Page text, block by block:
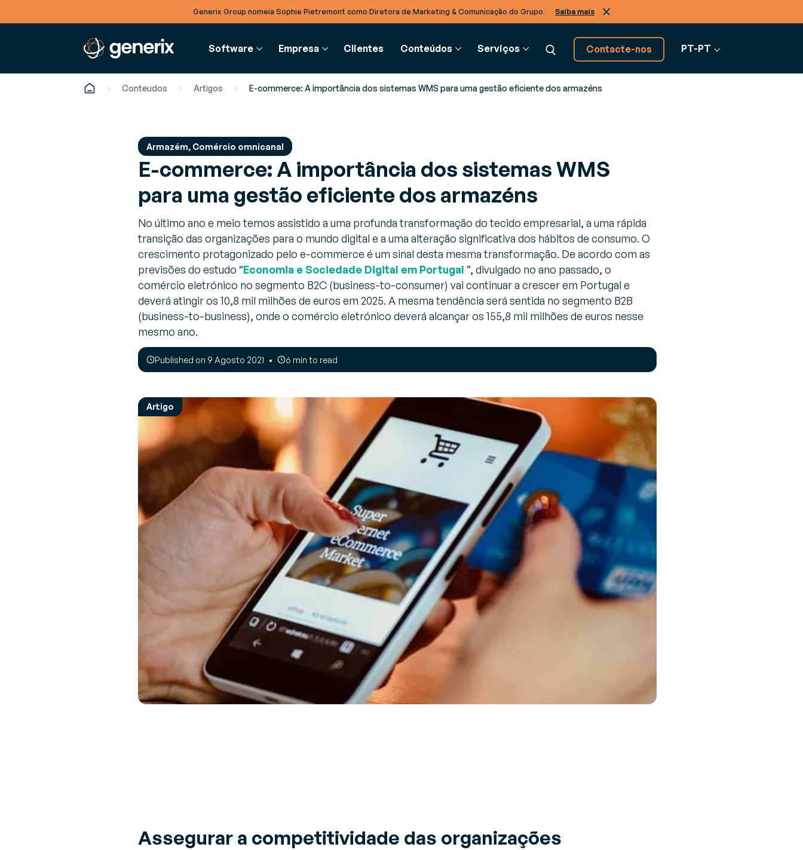
Generix Group nomeia Sophie Pietremont como Diretora de Marketing & Comunicação do Grupo. Saiba mais
Software
Faturação Eletrónica
Desmaterialização de faturas
recebidas e emitidas
Gestão de Recursos (RMS)
Otimize a gestão dos seus
recursos e equipamentos em
armazém
Gestão de Armazéns (WMS)
Aumente a performance das
operações do seu armazém
Gestão de Transportes
(TMS)
Impulsione o transporte
inteligente e aumente o ROI em
Gestão de inventário (VMI)
EDI
Simplifique a troca eletrónica
de dados em formato
standard, estruturado e na
TradeXpress Infinity
A sua plataforma de integração
B2B e A2A de última geração
Ver todo o software
Empresa
Equipa de gestão
Conheça os nossos executivos e líderes
Recrutamento
Notícias e eventos
Descubra as últimas notícias e eventos
Sobre a Generix
Saiba mais sobre nós
Parceiros
Torne-se parceiro Generix
Clientes Conteúdos
Artigos de blog
Tendências, artigos de opinião e notícias
para estar a par das últimas novidades do
setor
Ebooks, Guias & Fichas de Produto
Estudos, guias e recomendações técnicas
de especialistas para otimizar processos
Glossário
Definição de conceitos de negócio, de A a Z
Serviços
Consultoria
Orientação estratégica individual por
especialistas do setor
Contacte-nos PT-PT
Conteudos Artigos E-commerce: A importância dos sistemas WMS para uma gestão eficiente dos armazéns
Armazém, Comércio omnicanal
E-commerce: A importância dos sistemas WMS
para uma gestão eficiente dos armazéns
No último ano e meio temos assistido a uma profunda transformação do tecido empresarial, a uma rápida
transição das organizações para o mundo digital e a uma alteração significativa dos hábitos de consumo. O
crescimento protagonizado pelo e-commerce é um sinal desta mesma transformação. De acordo com as
previsões do estudo “Economia e Sociedade Digital em Portugal ”, divulgado no ano passado, o
comércio eletrónico no segmento B2C (business-to-consumer) vai continuar a crescer em Portugal e
deverá atingir os 10,8 mil milhões de euros em 2025. A mesma tendência será sentida no segmento B2B
(business-to-business), onde o comércio eletrónico deverá alcançar os 155,8 mil milhões de euros nesse
mesmo ano.
Published on 9 Agosto 2021 6 min to read
Artigo
SUMMARY
Procurar mais recursos
Pronto para otimizar o fluxo de mercadorias + dados na sua cadeia de abastecimento?
Assegurar a competitividade das organizações